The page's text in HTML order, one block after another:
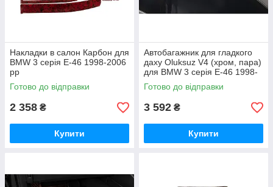
Накладки в салон Карбон для
BMW 3 серія E-46 1998-2006
рр
Готово до відправки
2 358 ₴
Купити
Автобагажник для гладкого
даху Oluksuz V4 (хром, пара)
для BMW 3 серія E-46 1998-
2006 рр
Готово до відправки
3 592 ₴
Купити